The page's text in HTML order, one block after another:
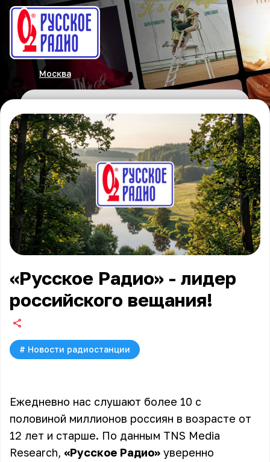
Москва
«Русское Радио» - лидер
российского вещания!
# Новости радиостанции
Ежедневно нас слушают более 10 с
половиной миллионов россиян в возрасте от
12 лет и старше. По данным TNS Media
Research, «Русское Радио» уверенно